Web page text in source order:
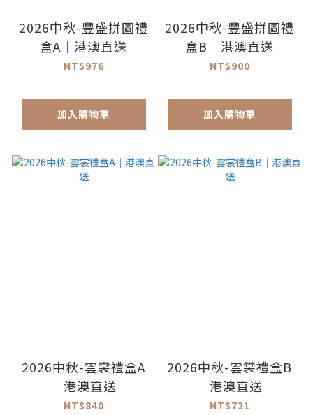
2026中秋-豐盛拼圖禮
盒A｜港澳直送
NT$976
加入購物車
2026中秋-豐盛拼圖禮
盒B｜港澳直送
NT$900
加入購物車
2026中秋-雲裳禮盒A
｜港澳直送
NT$840
2026中秋-雲裳禮盒B
｜港澳直送
NT$721